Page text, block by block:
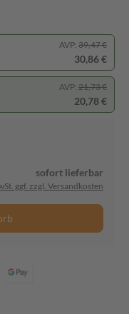
AVP: 39,47 €
30,86 €
AVP: 21,73 €
20,78 €
sofort lieferbar
ggf. zzgl. Versandkosten